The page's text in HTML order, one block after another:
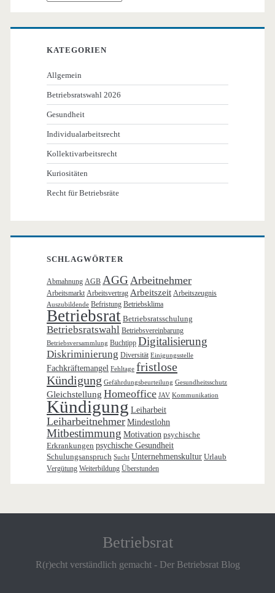
KATEGORIEN
Allgemein
Betriebsratswahl 2026
Gesundheit
Individualarbeitsrecht
Kollektivarbeitsrecht
Kuriositäten
Recht für Betriebsräte
SCHLAGWÖRTER
Abmahnung AGB AGG Arbeitnehmer
Arbeitsmarkt Arbeitsvertrag Arbeitszeit Arbeitszeugnis
Auszubildende Befristung Betriebsklima
Betriebsrat Betriebsratsschulung
Betriebsratswahl Betriebsvereinbarung
Betriebsversammlung Buchtipp Digitalisierung
Diskriminierung Diversität Einigungsstelle
Fachkräftemangel Fehltage fristlose
Kündigung Gefährdungsbeurteilung Gesundheitsschutz
Gleichstellung Homeoffice JAV Kommunikation
Kündigung Leiharbeit
Leiharbeitnehmer Mindestlohn
Mitbestimmung Motivation psychische
Erkrankungen psychische Gesundheit
Schulungsanspruch Sucht Unternehmenskultur Urlaub
Vergütung Weiterbildung Überstunden
Betriebsrat
R(r)echt verständlich gemacht - Der Betriebsrat Blog